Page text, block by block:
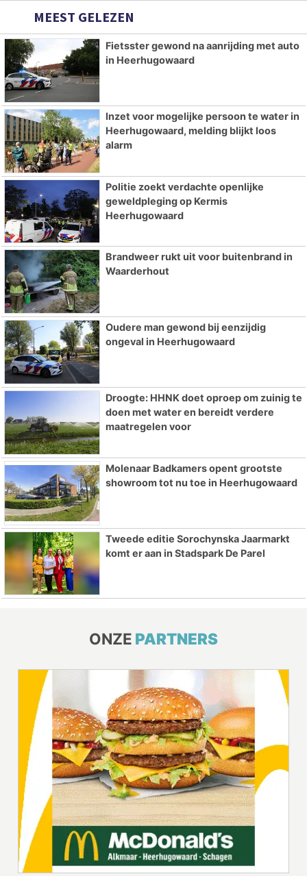
MEEST GELEZEN
Fietsster gewond na aanrijding met auto
in Heerhugowaard
Inzet voor mogelijke persoon te water in
Heerhugowaard, melding blijkt loos
alarm
Politie zoekt verdachte openlijke
geweldpleging op Kermis
Heerhugowaard
Brandweer rukt uit voor buitenbrand in
Waarderhout
Oudere man gewond bij eenzijdig
ongeval in Heerhugowaard
Droogte: HHNK doet oproep om zuinig te
doen met water en bereidt verdere
maatregelen voor
Molenaar Badkamers opent grootste
showroom tot nu toe in Heerhugowaard
Tweede editie Sorochynska Jaarmarkt
komt er aan in Stadspark De Parel
ONZE PARTNERS